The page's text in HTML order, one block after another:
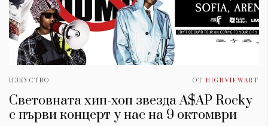
ИЗКУСТВО ОТ HIGHVIEWART
Световната хип-хоп звезда A$AP Rocky
с първи концерт у нас на 9 октомври